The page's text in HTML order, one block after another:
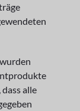
alle